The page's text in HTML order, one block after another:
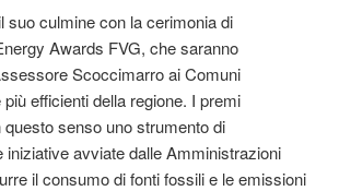
suo culmine con la cerimonia di
Awards FVG, che saranno
Scoccimarro ai Comuni
efficienti della regione. I premi
questo senso uno strumento di
iniziative avviate dalle Amministrazioni
il consumo di fonti fossili e le emissioni